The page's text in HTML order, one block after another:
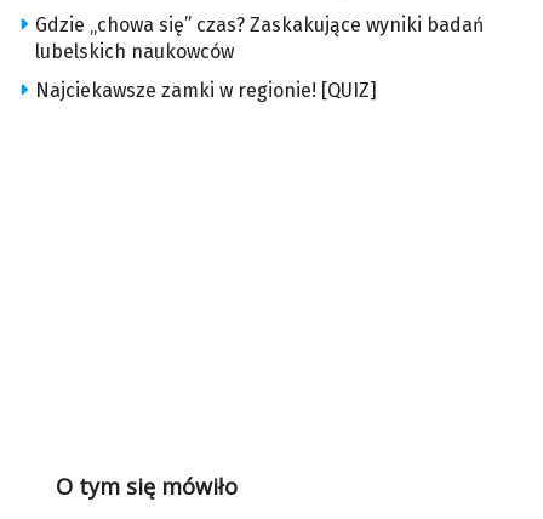
Gdzie „chowa się” czas? Zaskakujące wyniki badań
lubelskich naukowców
Najciekawsze zamki w regionie! [QUIZ]
O tym się mówiło